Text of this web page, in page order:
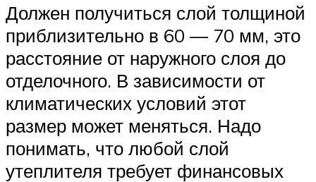
Должен получиться слой толщиной
приблизительно в 60 — 70 мм, это
расстояние от наружного слоя до
отделочного. В зависимости от
климатических условий этот
размер может меняться. Надо
понимать, что любой слой
утеплителя требует финансовых